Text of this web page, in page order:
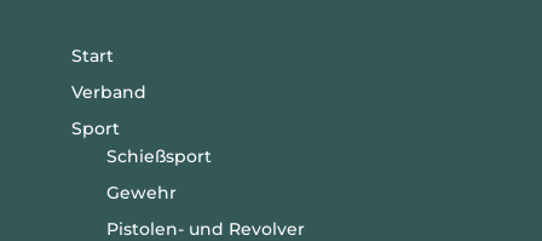
Start
Verband
Sport
Schießsport
Gewehr
Pistolen- und Revolver